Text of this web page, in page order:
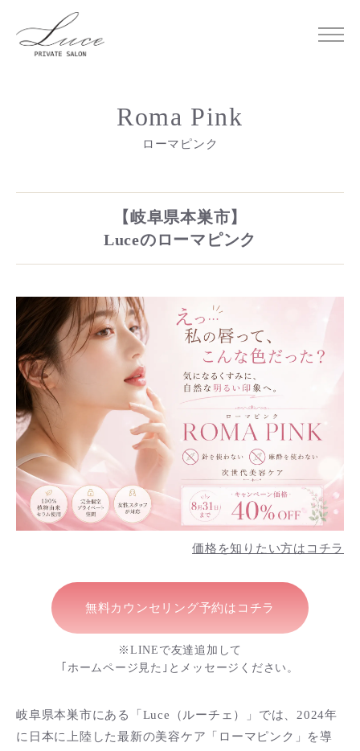
Roma Pink
ローマピンク
【岐阜県本巣市】
Luceのローマピンク
価格を知りたい方はコチラ
岐阜県本巣市にある「Luce（ルーチェ）」では、2024年
に日本に上陸した最新の美容ケア「ローマピンク」を導
無料カウンセリング予約はコチラ
※LINEで友達追加して
｢ホームページ見た｣とメッセージください。